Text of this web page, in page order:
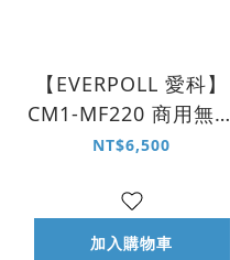
【EVERPOLL 愛科】
CM1-MF220 商用無鈉
樹脂軟水系統
NT$6,500
加入購物車